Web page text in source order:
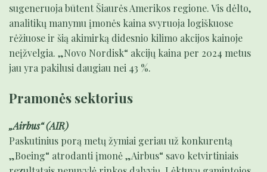
sugeneruoja būtent Šiaurės Amerikos regione. Vis dėlto,
analitikų manymu įmonės kaina svyruoja logiškuose
rėžiuose ir šią akimirką didesnio kilimo akcijos kainoje
neįžvelgia. „Novo Nordisk“ akcijų kaina per 2024 metus
jau yra pakilusi daugiau nei 43 %.
Pramonės sektorius
„Airbus“ (AIR)
Paskutinius porą metų žymiai geriau už konkurentą
„Boeing“ atrodanti įmonė „Airbus“ savo ketvirtiniais